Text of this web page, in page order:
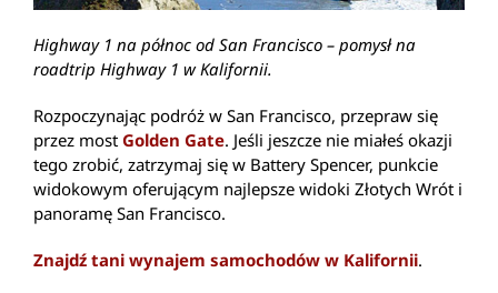
Highway 1 na północ od San Francisco – pomysł na
roadtrip Highway 1 w Kalifornii.
Rozpoczynając podróż w San Francisco, przepraw się
przez most Golden Gate. Jeśli jeszcze nie miałeś okazji
tego zrobić, zatrzymaj się w Battery Spencer, punkcie
widokowym oferującym najlepsze widoki Złotych Wrót i
panoramę San Francisco.
Znajdź tani wynajem samochodów w Kalifornii.